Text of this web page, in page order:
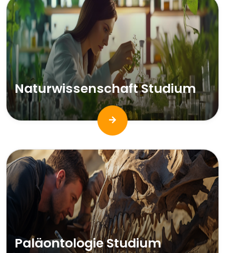
Naturwissenschaft Studium
Paläontologie Studium